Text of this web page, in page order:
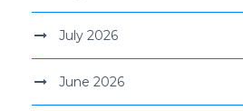
July 2026
June 2026